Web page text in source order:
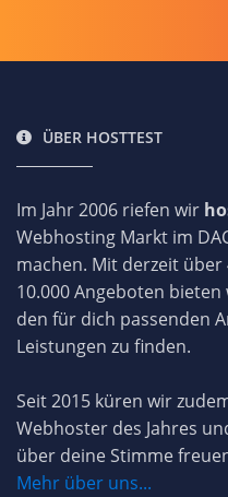
ÜBER HOSTTEST
Im Jahr 2006 riefen wir
Webhosting Markt im
machen. Mit derzeit
10.000 Angeboten
den für dich passenden
Leistungen zu finden.
Seit 2015 küren wir
Webhoster des Jahres
über deine Stimme
Mehr über uns...